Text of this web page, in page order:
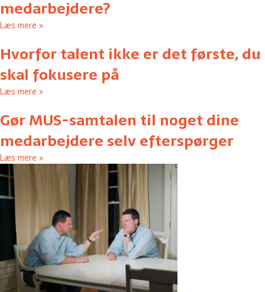
medarbejdere?
Læs mere »
Hvorfor talent ikke er det første, du
skal fokusere på
Læs mere »
Gør MUS-samtalen til noget dine
medarbejdere selv efterspørger
Læs mere »